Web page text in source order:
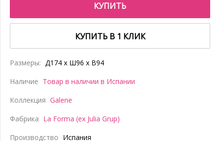
КУПИТЬ
КУПИТЬ В 1 КЛИК
Размеры: Д174 x Ш96 x В94
Наличие Товар в наличии в Испании
Коллекция Galene
Фабрика La Forma (ex Julia Grup)
Производство Испания